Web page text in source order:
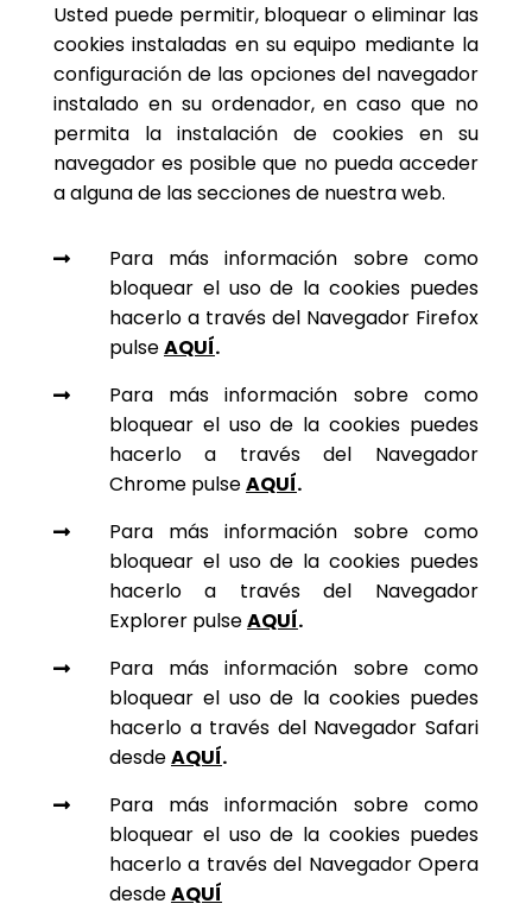
Usted puede permitir, bloquear o eliminar las
cookies instaladas en su equipo mediante la
configuración de las opciones del navegador
instalado en su ordenador, en caso que no
permita la instalación de cookies en su
navegador es posible que no pueda acceder
a alguna de las secciones de nuestra web.

Para más información sobre como
bloquear el uso de la cookies puedes
hacerlo a través del Navegador Firefox
pulseAQUÍ.

Para más información sobre como
bloquear el uso de la cookies puedes
hacerlo a través del Navegador
Chrome pulseAQUÍ.

Para más información sobre como
bloquear el uso de la cookies puedes
hacerlo a través del Navegador
Explorer pulseAQUÍ.

Para más información sobre como
bloquear el uso de la cookies puedes
hacerlo a través del Navegador Safari
desdeAQUÍ.

Para más información sobre como
bloquear el uso de la cookies puedes
hacerlo a través del Navegador Opera
desdeAQUÍ